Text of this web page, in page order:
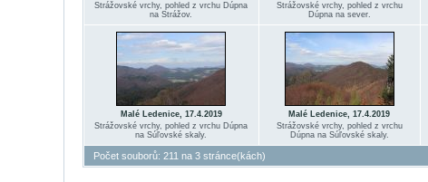
Strážovské vrchy, pohled z vrchu Dúpna
na Strážov.
Strážovské vrchy, pohled z vrchu
Dúpna na sever.
Malé Ledenice, 17.4.2019
Strážovské vrchy, pohled z vrchu Dúpna
na Súľovské skaly.
Malé Ledenice, 17.4.2019
Strážovské vrchy, pohled z vrchu
Dúpna na Súľovské skaly.
Počet souborů: 211 na 3 stránce(kách)